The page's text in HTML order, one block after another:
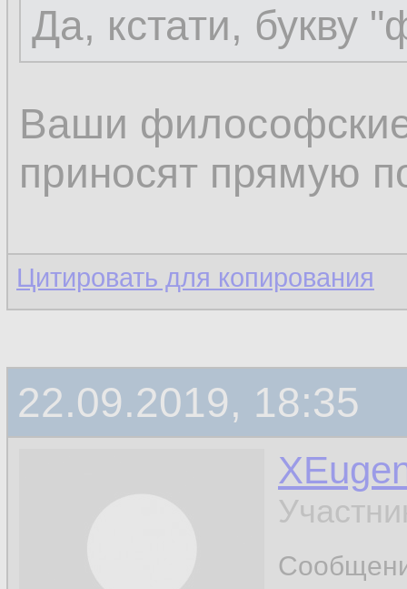
Да, кстати, букву
Ваши
приносят прямую
Цитировать для копирования
22.09.2019, 18:35